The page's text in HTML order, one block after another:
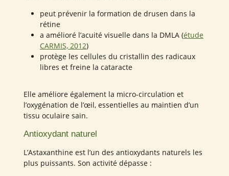
peut prévenir la formation de drusen dans la
rétine
a amélioré l’acuité visuelle dans la DMLA (étude
CARMIS, 2012)
protège les cellules du cristallin des radicaux
libres et freine la cataracte
Elle améliore également la micro-circulation et
l’oxygénation de l’œil, essentielles au maintien d’un
tissu oculaire sain.
Antioxydant naturel
L’Astaxanthine est l’un des antioxydants naturels les
plus puissants. Son activité dépasse :